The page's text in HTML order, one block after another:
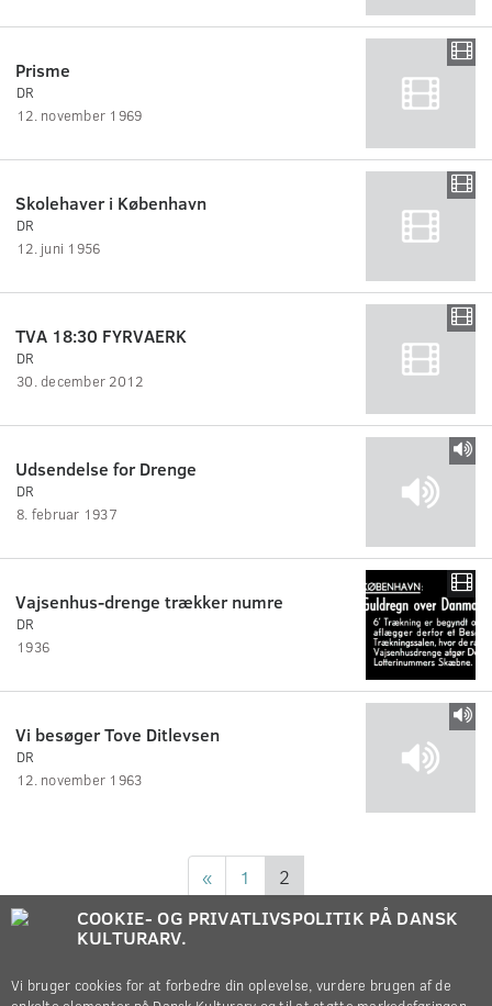
Prisme
DR
12. november 1969
Skolehaver i København
DR
12. juni 1956
TVA 18:30 FYRVAERK
DR
30. december 2012
Udsendelse for Drenge
DR
8. februar 1937
Vajsenhus-drenge trækker numre
DR
1936
Vi besøger Tove Ditlevsen
DR
12. november 1963
« 1
2
COOKIE- OG PRIVATLIVSPOLITIK PÅ DANSK
KULTURARV.
Vi bruger cookies for at forbedre din oplevelse, vurdere brugen af de